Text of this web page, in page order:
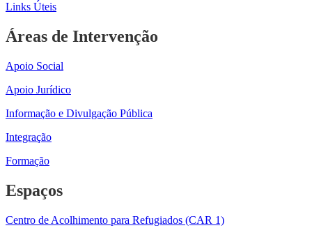
Links Úteis
Áreas de Intervenção
Apoio Social
Apoio Jurídico
Informação e Divulgação Pública
Integração
Formação
Espaços
Centro de Acolhimento para Refugiados (CAR 1)